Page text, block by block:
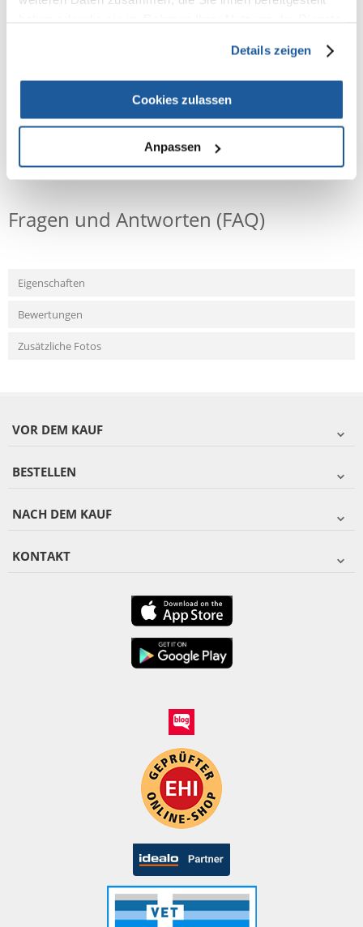
Details zeigen
Cookies zulassen
Anpassen
Protein 11,3 %, Rohfett 0,9 %, Rohfaser 0,1 %, Rohasche 0,5 %.
NEUE NACHRICHT
Fragen und Antworten (FAQ)
Eigenschaften
Bewertungen
Zusätzliche Fotos
VOR DEM KAUF
BESTELLEN
NACH DEM KAUF
KONTAKT